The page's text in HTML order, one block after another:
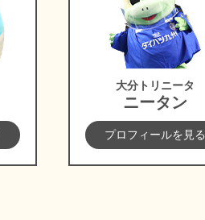
大分トリニータ
ニータン
プロフィールを見る